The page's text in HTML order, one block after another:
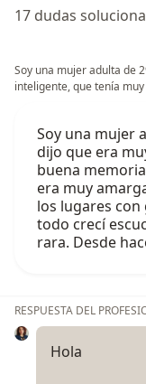
17 dudas
Soy una mujer adulta de
inteligente, que tenía
Soy una mujer
dijo que era
buena
era muy
los lugares
todo crecí
rara. Desde
RESPUESTA DEL
Hola